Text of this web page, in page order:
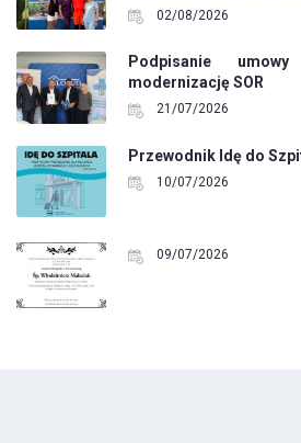
02/08/2026
Podpisanie
modernizację SOR
21/07/2026
Przewodnik Idę do
10/07/2026
09/07/2026